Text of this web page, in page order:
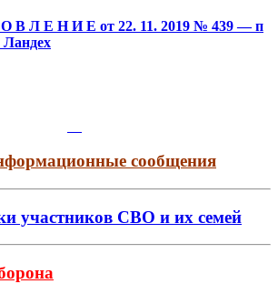
В Л Е Н И Е от 22. 11. 2019 № 439 — п
Ландех
сообщения
участников СВО и их семей